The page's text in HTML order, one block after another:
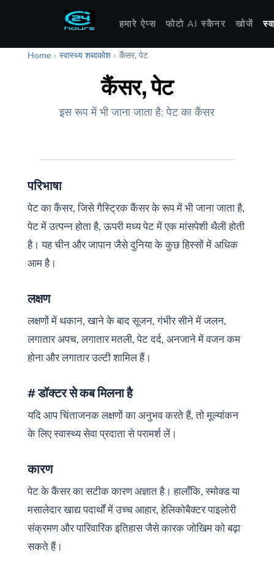
हमारे ऐप्स फोटो AI स्कैनर खोजें
Home › स्वास्थ्य शब्दकोश › कैंसर, पेट
कैंसर, पेट
इस रूप में भी जाना जाता है: पेट का कैंसर
परिभाषा
पेट का कैंसर, जिसे गैस्ट्रिक कैंसर के रूप में भी जाना जाता है,
पेट में उत्पन्न होता है, ऊपरी मध्य पेट में एक मांसपेशी थैली होती
है। यह चीन और जापान जैसे दुनिया के कुछ हिस्सों में अधिक
आम है।
लक्षण
लक्षणों में थकान, खाने के बाद सूजन, गंभीर सीने में जलन,
लगातार अपच, लगातार मतली, पेट दर्द, अनजाने में वजन कम
होना और लगातार उल्टी शामिल हैं।
# डॉक्टर से कब मिलना है
यदि आप चिंताजनक लक्षणों का अनुभव करते हैं, तो मूल्यांकन
के लिए स्वास्थ्य सेवा प्रदाता से परामर्श लें।
कारण
पेट के कैंसर का सटीक कारण अज्ञात है। हालाँकि, स्मोक्ड या
मसालेदार खाद्य पदार्थों में उच्च आहार, हेलिकोबैक्टर पाइलोरी
संक्रमण और पारिवारिक इतिहास जैसे कारक जोखिम को बढ़ा
सकते हैं।